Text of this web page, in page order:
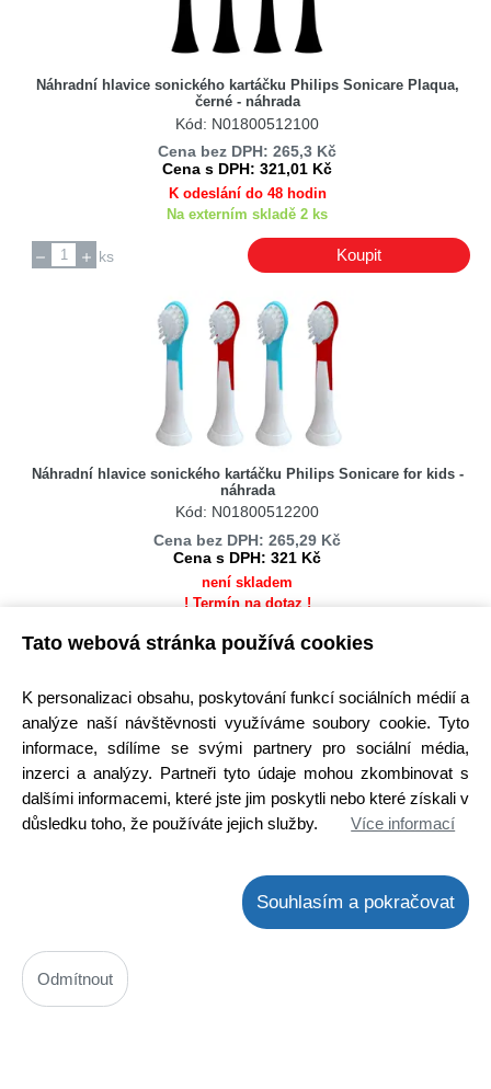
Tato webová stránka používá cookies
K personalizaci obsahu, poskytování funkcí sociálních médií a
analýze naší návštěvnosti využíváme soubory cookie. Tyto
informace, sdílíme se svými partnery pro sociální média,
inzerci a analýzy. Partneři tyto údaje mohou zkombinovat s
dalšími informacemi, které jste jim poskytli nebo které získali v
důsledku toho, že používáte jejich služby.
Více informací
Souhlasím a pokračovat
Odmítnout
Náhradní hlavice sonického kartáčku Philips Sonicare Plaqua,
černé - náhrada
Kód: N01800512100
Cena bez DPH: 265,3 Kč
Cena s DPH: 321,01 Kč
K odeslání do 48 hodin
Na externím skladě 2 ks
ks Koupit
Náhradní hlavice sonického kartáčku Philips Sonicare for kids -
náhrada
Kód: N01800512200
Cena bez DPH: 265,29 Kč
Cena s DPH: 321 Kč
není skladem
! Termín na dotaz !
ks Koupit
0292 90000 )
Kód: N01800585000
Cena bez DPH: 144,62 Kč